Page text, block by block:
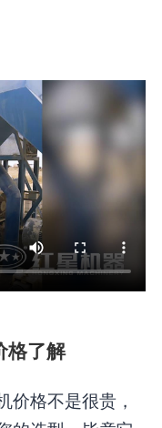
格了解
价格不是很贵，